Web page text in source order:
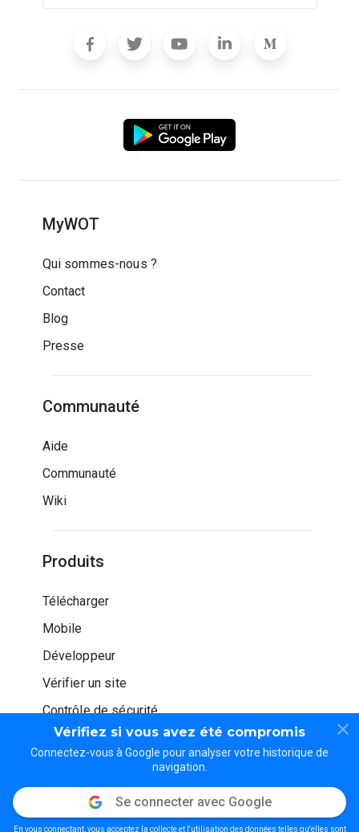
Vérifiez si vous avez été compromis
Connectez-vous à Google pour analyser votre historique de
navigation.
Se connecter avec Google
En vous connectant, vous acceptez la collecte et l'utilisation des données telles qu'elles sont
MyWOT
Qui sommes-nous ?
Contact
Blog
Presse
Communauté
Aide
Communauté
Wiki
Produits
Télécharger
Mobile
Développeur
Vérifier un site
Contrôle de sécurité
© WOT Services LP. Tous droits réservés